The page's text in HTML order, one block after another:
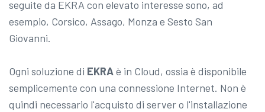
seguite da EKRA con elevato interesse sono, ad
esempio, Corsico, Assago, Monza e Sesto San
Giovanni.
Ogni soluzione di EKRAè in Cloud, ossia è disponibile
semplicemente con una connessione Internet. Non è
quindi necessario l'acquisto di server o l'installazione